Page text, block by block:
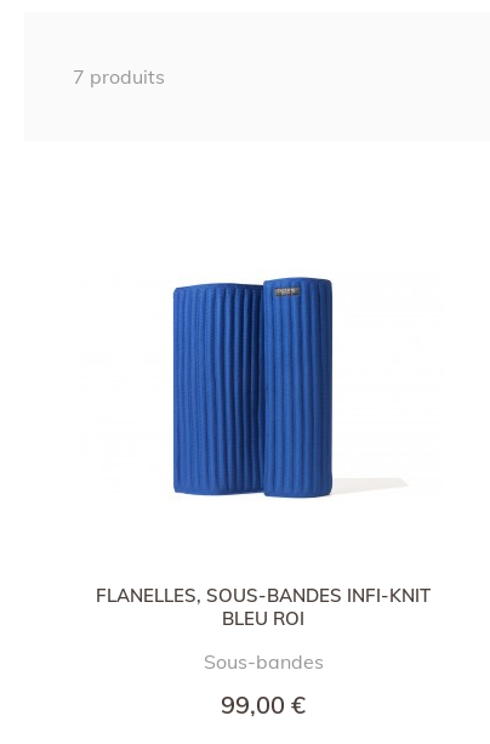
7 produits
FLANELLES, SOUS-BANDES INFI-KNIT
BLEU ROI
Sous-bandes
99,00 €